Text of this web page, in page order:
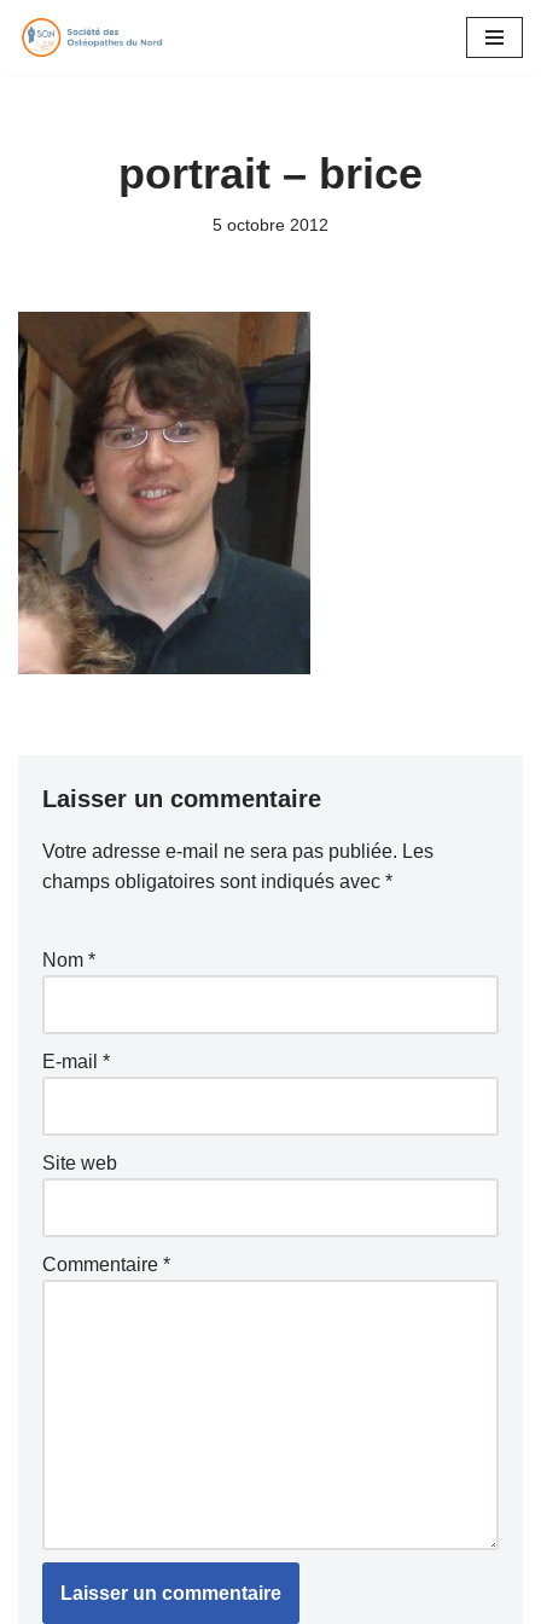
portrait – brice
5 octobre 2012
Laisser un commentaire
Votre adresse e-mail ne sera pas publiée. Les
champs obligatoires sont indiqués avec *
Nom *
E-mail *
Site web
Commentaire *